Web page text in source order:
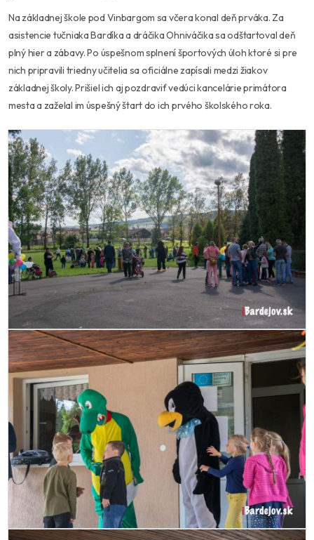
Na základnej škole pod Vinbargom sa včera konal deň prváka. Za
asistencie tučniaka Bardíka a dráčika Ohniváčika sa odštartoval deň
plný hier a zábavy. Po úspešnom splnení športových úloh ktoré si pre
nich pripravili triedny učitelia sa oficiálne zapísali medzi žiakov
základnej školy. Prišiel ich aj pozdraviť vedúci kancelárie primátora
mesta a zaželal im úspešný štart do ich prvého školského roka.